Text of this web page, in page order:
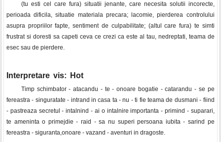
(tu esti cel care fura) situatii jenante, care necesita solutii incorecte,
perioada dificila, situatie materiala precara; lacomie, pierderea controlului
asupra propriilor fapte, sentiment de culpabilitate; (altul care fura) te simti
frustrat si doresti sa capeti ceva ce crezi ca este al tau, nedreptati, teama de
esec sau de pierdere.
Interpretare vis: Hot
Timp schimbator - atacandu - te - onoare bogatie - catarandu - se pe
fereastra - singuratate - intrand in casa ta - nu - ti fie teama de dusmani - fiind
- pastreaza secretul - intalnind - ai o intalnire importanta - primind - suparari,
te ameninta o primejdie - raid - sa nu superi persoana iubita - sarind pe
fereastra - siguranta,onoare - vazand - aventuri in dragoste.